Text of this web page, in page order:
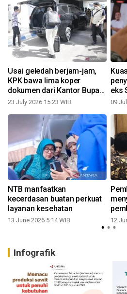
Usai geledah berjam-jam,
KPK bawa lima koper
dokumen dari Kantor Bupati
Lombok Barat
23 July 2026 15:23 WIB
eks
09
NTB manfaatkan
kecerdasan buatan perkuat
layanan kesehatan
13 June 2026 5:14 WIB 12
Infografik